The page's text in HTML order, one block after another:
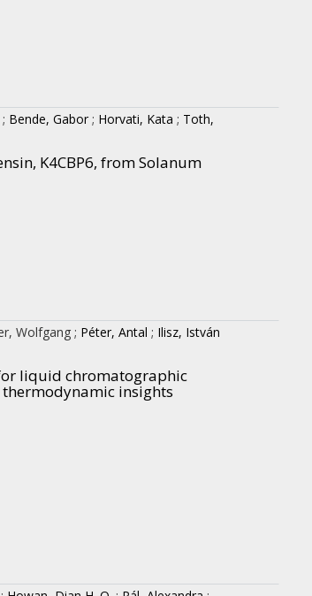
; Bende, Gabor ; Horvati, Kata ; Toth,
K4CBP6, from Solanum
Wolfgang ; Péter, Antal ; Ilisz, István
liquid chromatographic
insights